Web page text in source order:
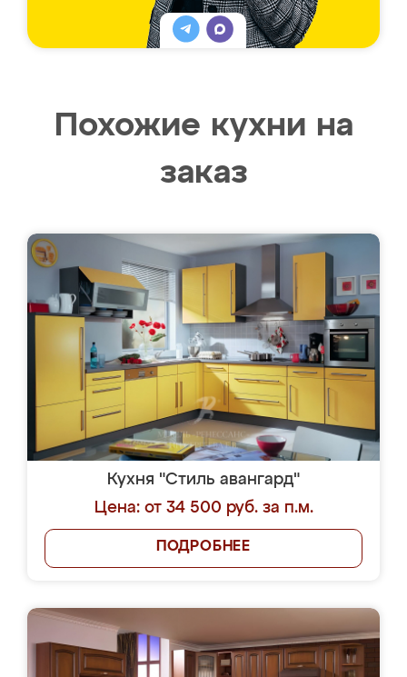
Похожие кухни на
заказ
Кухня "Стиль авангард"
Цена: от 34 500 руб. за п.м.
ПОДРОБНЕЕ